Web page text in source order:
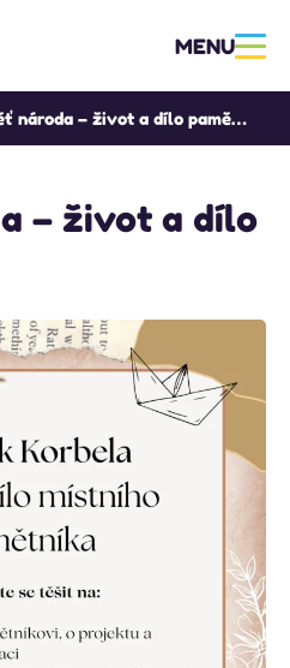
MENU
Paměť národa – život a dílo pamětníka
– život a dílo